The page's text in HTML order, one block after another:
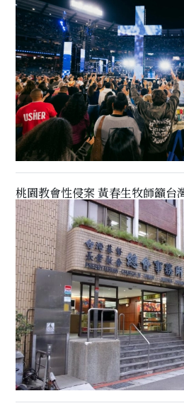
桃園教會性侵案 黃春生牧師籲台